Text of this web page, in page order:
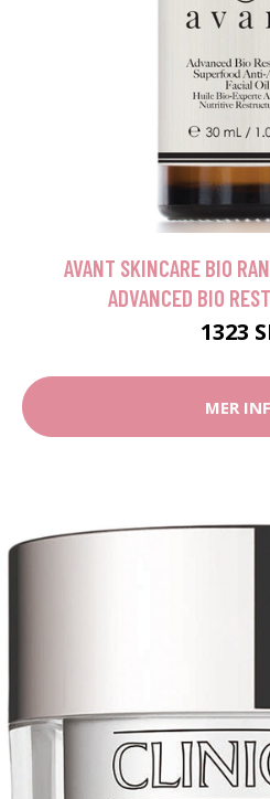
AVANT SKINCARE BIO
ADVANCED BIO
1323
MER